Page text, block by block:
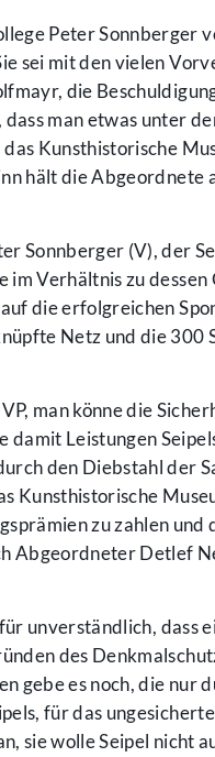
Peter Sonnberger
sei mit den vielen
die
man etwas unter
Kunsthistorische
hält die Abgeordnete
Sonnberger (V), der
Verhältnis zu dessen
die erfolgreichen
Netz und die 300
man könne die
Leistungen
den Diebstahl der
Kunsthistorische
zu zahlen
Abgeordneter Detlef
unverständlich, dass
des
gebe es noch, die nur
für das
sie wolle Seipel nicht